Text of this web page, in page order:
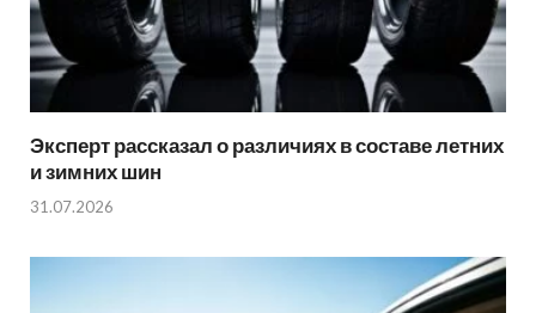
Эксперт рассказал о различиях в составе летних
и зимних шин
31.07.2026